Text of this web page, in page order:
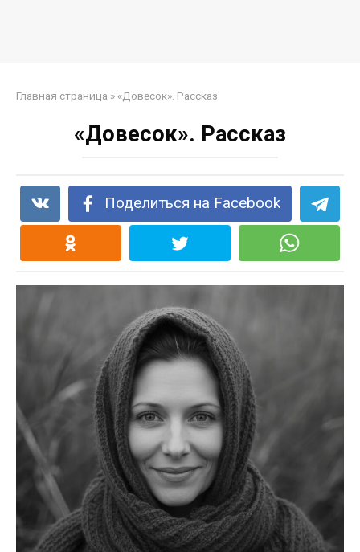
Главная страница » «Довесок». Рассказ
«Довесок». Рассказ
Поделиться на Facebook